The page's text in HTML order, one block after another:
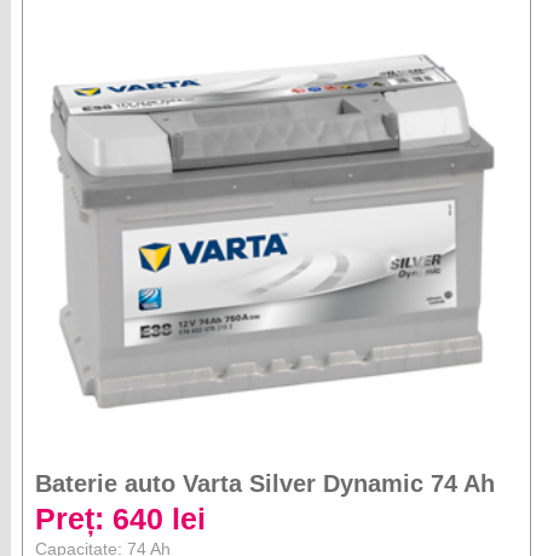
Baterie auto Varta Silver Dynamic 74 Ah
Preț: 640 lei
Capacitate: 74 Ah